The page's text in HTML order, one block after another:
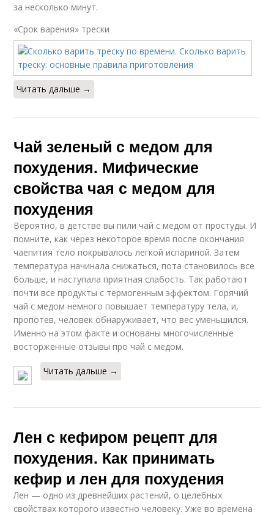
за несколько минут.
«Срок варения» трески
Читать дальше →
Чай зеленый с медом для
похудения. Мифические
свойства чая с медом для
похудения
Вероятно, в детстве вы пили чай с медом от простуды. И
помните, как через некоторое время после окончания
чаепития тело покрывалось легкой испариной. Затем
температура начинала снижаться, пота становилось все
больше, и наступала приятная слабость. Так работают
почти все продукты с термогенным эффектом. Горячий
чай с медом немного повышает температуру тела, и,
пропотев, человек обнаруживает, что вес уменьшился.
Именно на этом факте и основаны многочисленные
восторженные отзывы про чай с медом.
Читать дальше →
Лен с кефиром рецепт для
похудения. Как принимать
кефир и лен для похудения
Лен — одно из древнейших растений, о целебных
свойствах которого известно человеку. Уже во времена